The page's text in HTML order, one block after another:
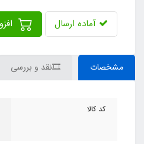
آماده ارسال
مشخصات 🎞نقد و بررسی
کد کالا